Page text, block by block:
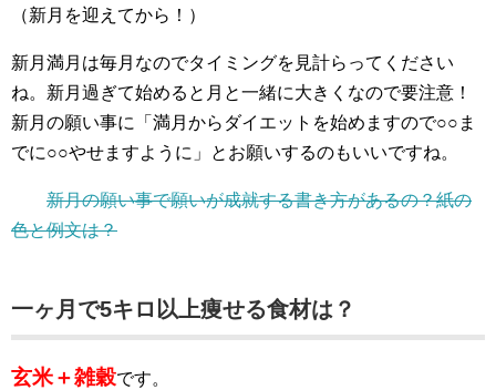
（新月を迎えてから！）
新月満月は毎月なのでタイミングを見計らってください
ね。新月過ぎて始めると月と一緒に大きくなので要注意！
新月の願い事に「満月からダイエットを始めますので○○ま
でに○○やせますように」とお願いするのもいいですね。
新月の願い事で願いが成就する書き方があるの？紙の
色と例文は？
一ヶ月で5キロ以上痩せる食材は？
玄米＋雑穀です。